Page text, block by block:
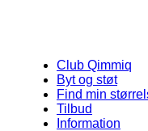
Club Qimmiq
Byt og støt
Find min
Tilbud
Information